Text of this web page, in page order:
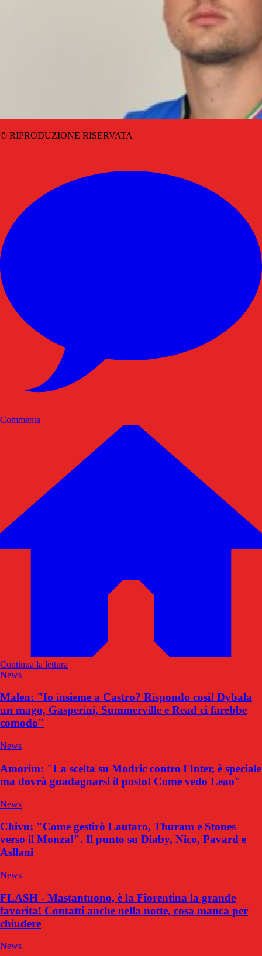
© RIPRODUZIONE RISERVATA
Commenta
Continua la lettura
News
Malen: "Io insieme a Castro? Rispondo così! Dybala
un mago, Gasperini, Summerville e Read ci farebbe
comodo"
News
Amorim: "La scelta su Modric contro l'Inter, è speciale
ma dovrà guadagnarsi il posto! Come vedo Leao"
News
Chivu: "Come gestirò Lautaro, Thuram e Stones
verso il Monza!". Il punto su Diaby, Nico, Pavard e
Asllani
News
FLASH - Mastantuono, è la Fiorentina la grande
favorita! Contatti anche nella notte, cosa manca per
chiudere
News